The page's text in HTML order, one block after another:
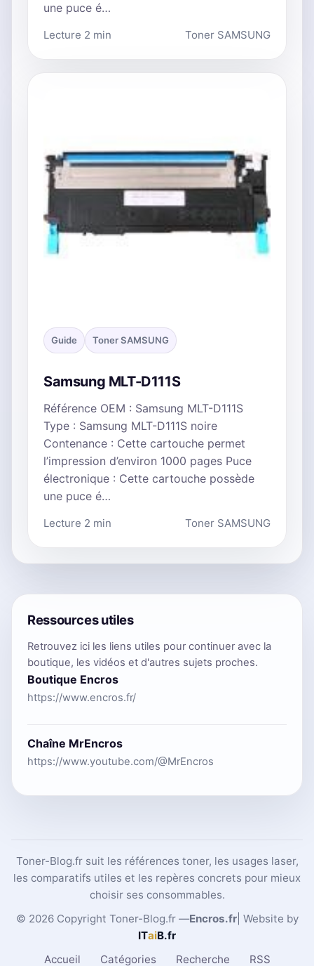
une puce é…
Lecture 2 min Toner SAMSUNG
Guide Toner SAMSUNG
Samsung MLT-D111S
Référence OEM : Samsung MLT-D111S
Type : Samsung MLT-D111S noire
Contenance : Cette cartouche permet
l’impression d’environ 1000 pages Puce
électronique : Cette cartouche possède
une puce é…
Lecture 2 min Toner SAMSUNG
Ressources utiles
Retrouvez ici les liens utiles pour continuer avec la
boutique, les vidéos et d'autres sujets proches.
Boutique Encros
https://www.encros.fr/
Chaîne MrEncros
https://www.youtube.com/@MrEncros
Toner-Blog.fr suit les références toner, les usages laser,
les comparatifs utiles et les repères concrets pour mieux
choisir ses consommables.
© 2026 Copyright Toner-Blog.fr —Encros.fr| Website by
ITaiB.fr
Accueil
Catégories Recherche RSS